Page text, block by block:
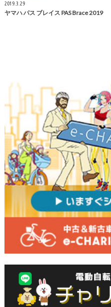
2019.3.29
ヤマハ パス ブレイス PAS Brace 2019